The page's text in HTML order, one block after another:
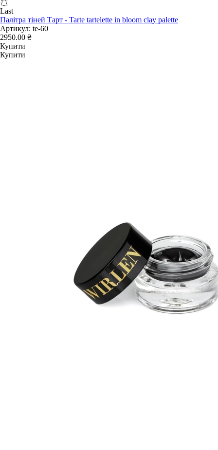
Last
Палітра тіней Тарт - Tarte tartelette in bloom clay palette
Артикул: te-60
2950.00 ₴
Купити
Купити